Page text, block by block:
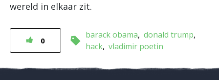
wereld in elkaar zit.
0
barack obama donald trump
hack vladimir poetin